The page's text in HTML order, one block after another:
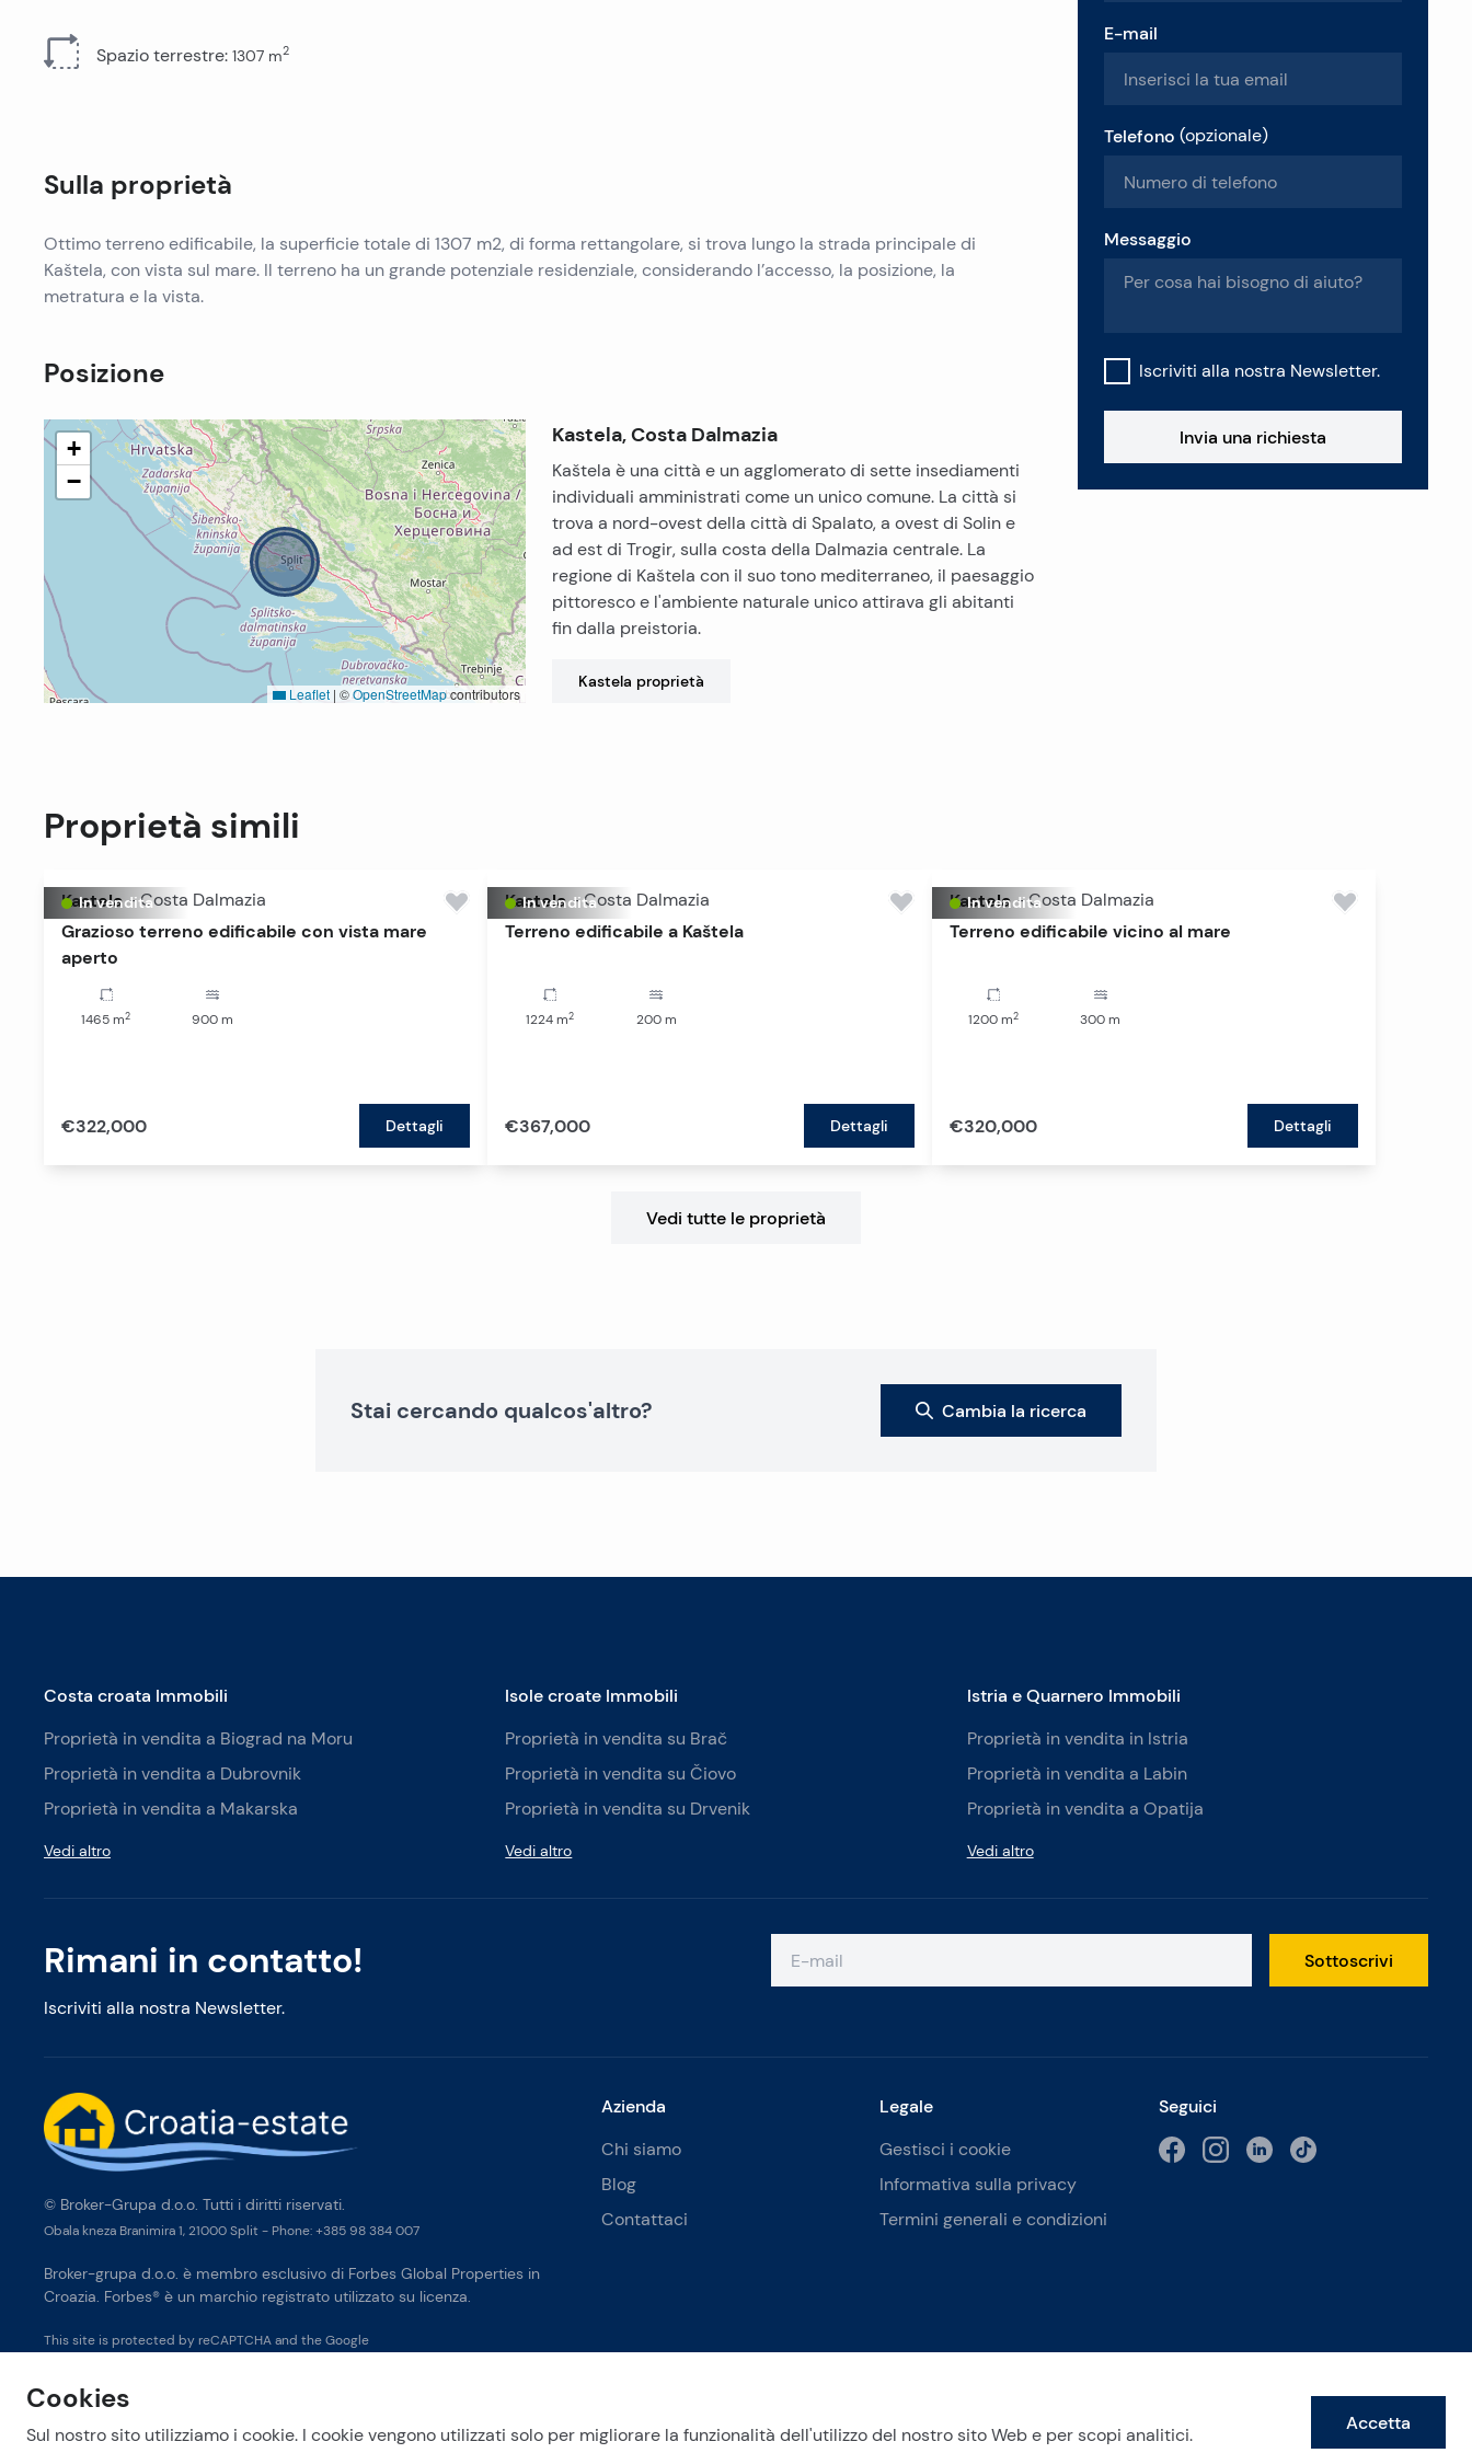
Immobili in vendita a Peljesac
Spazio terrestre: 1307 m2
Sulla proprietà
Ottimo terreno edificabile, la superficie totale di 1307 m2, di forma rettangolare, si trova lungo la strada principale di
Kaštela, con vista sul mare. Il terreno ha un grande potenziale residenziale, considerando l’accesso, la posizione, la
metratura e la vista.
Posizione
+
−
Leaflet | ©OpenStreetMapcontributors
Kastela, Costa Dalmazia
Kaštela è una città e un agglomerato di sette insediamenti
individuali amministrati come un unico comune. La città si
trova a nord-ovest della città di Spalato, a ovest di Solin e
ad est di Trogir, sulla costa della Dalmazia centrale. La
regione di Kaštela con il suo tono mediterraneo, il paesaggio
pittoresco e l'ambiente naturale unico attirava gli abitanti
fin dalla preistoria.
Kastela proprietà
E-mail
Telefono (opzionale)
Messaggio
Iscriviti alla nostra Newsletter.
Invia una richiesta
Proprietà simili
In vendita
Kastela - Costa Dalmazia
Grazioso terreno edificabile con vista mare
aperto
1465 m2 900m
€322,000 Dettagli
In vendita
Kastela - Costa Dalmazia
Terreno edificabile a Kaštela
1224m2 200m
€367,000 Dettagli
In vendita
Kastela - Costa Dalmazia
Terreno edificabile vicino al mare
1200 m2 300 m
€320,000 Dettagli
Vedi tutte le proprietà
Stai cercando qualcos'altro? Cambia la ricerca
Rimani in contatto!
Iscriviti alla nostra Newsletter.
Sottoscrivi
Costa croata Immobili
Proprietà in vendita a Biograd na Moru
Proprietà in vendita a Dubrovnik
Proprietà in vendita a Makarska
Vedi altro
Isole croate Immobili
Proprietà in vendita su Brač
Proprietà in vendita su Čiovo
Proprietà in vendita su Drvenik
Vedi altro
Istria e Quarnero Immobili
Proprietà in vendita in Istria
Proprietà in vendita a Labin
Proprietà in vendita a Opatija
Vedi altro
Azienda
Chi siamo
Blog
Contattaci
Legale
Gestisci i cookie
Informativa sulla privacy
Termini generali e condizioni
Seguici
© Broker-Grupa d.o.o. Tutti i diritti riservati.
Obala kneza Branimira 1, 21000 Split - Phone: +385 98 384 007
Broker-grupa d.o.o. è membro esclusivo di Forbes Global Properties in
Croazia. Forbes® è un marchio registrato utilizzato su licenza.
This site is protected by reCAPTCHA and the Google
Cookies
Sul nostro sito utilizziamo i cookie. I cookie vengono utilizzati solo per migliorare la funzionalità dell'utilizzo del nostro sito Web e per scopi analitici.
Accetta